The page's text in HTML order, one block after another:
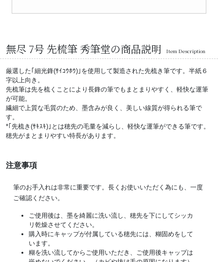
無尽 7号 先梳筆 秀筆堂の商品説明 Item Description
厳選した｢細光鋒(ｻｲｺｳﾎｳ)｣を使用して製造された先梳き筆です。半紙６
字以上向き。
先梳筆は先を梳くことにより長鋒の筆でもまとまりやすく、軽快な運筆
が可能。
繊細で上質な毛質のため、墨含みが良く、美しい線質が得られる筆で
す。
*｢先梳き(ｻｷｽｷ)｣とは穂先の毛量を減らし、軽快な運筆ができる筆です。
穂先がまとまりやすい特長があります。
注意事項
筆のお手入れは非常に重要です。長くお使いいただく為にも、一度
ご確認ください。
ご使用後は、墨を綺麗に洗い流し、穂先を下にしてシッカ
リ乾燥させてください。
購入時にキャップが付属している穂先には、糊固めをして
います。
糊を洗い流してからご使用いただき、ご使用後キャップは